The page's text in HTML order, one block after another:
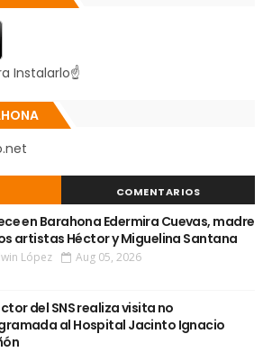
Instalarlo☝
COMENTARIOS
en Barahona Edermira Cuevas, madre
artistas Héctor y Miguelina Santana
López Aug 05, 2026
del SNS realiza visita no
al Hospital Jacinto Ignacio